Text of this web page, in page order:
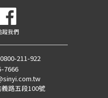
蹤我們
0800-211-922
7666
路五段100號